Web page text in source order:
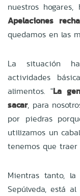
nuestros
Apelaciones
quedamos en las
La situación
actividades
alimentos. "La
sacar, para
por piedras
utilizamos un
tenemos que traer
Mientras tanto,
Sepúlveda, está